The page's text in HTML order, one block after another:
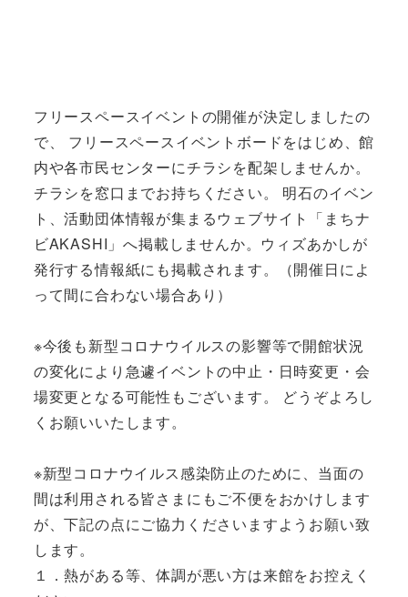
フリースペースイベントの開催が決定しましたの
で、 フリースペースイベントボードをはじめ、館
内や各市民センターにチラシを配架しませんか。
チラシを窓口までお持ちください。 明石のイベン
ト、活動団体情報が集まるウェブサイト「まちナ
ビAKASHI」へ掲載しませんか。ウィズあかしが
発行する情報紙にも掲載されます。（開催日によ
って間に合わない場合あり）
※今後も新型コロナウイルスの影響等で開館状況
の変化により急遽イベントの中止・日時変更・会
場変更となる可能性もございます。 どうぞよろし
くお願いいたします。
※新型コロナウイルス感染防止のために、当面の
間は利用される皆さまにもご不便をおかけします
が、下記の点にご協力くださいますようお願い致
します。
１．熱がある等、体調が悪い方は来館をお控えく